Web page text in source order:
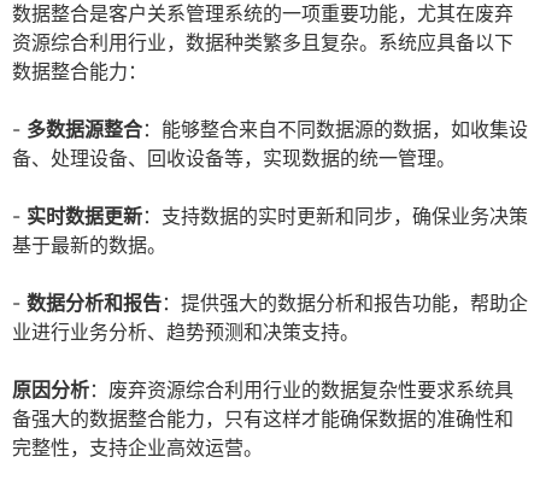
数据整合是客户关系管理系统的一项重要功能，尤其在废弃
资源综合利用行业，数据种类繁多且复杂。系统应具备以下
数据整合能力：
- 多数据源整合：能够整合来自不同数据源的数据，如收集设
备、处理设备、回收设备等，实现数据的统一管理。
- 实时数据更新：支持数据的实时更新和同步，确保业务决策
基于最新的数据。
- 数据分析和报告：提供强大的数据分析和报告功能，帮助企
业进行业务分析、趋势预测和决策支持。
原因分析：废弃资源综合利用行业的数据复杂性要求系统具
备强大的数据整合能力，只有这样才能确保数据的准确性和
完整性，支持企业高效运营。